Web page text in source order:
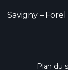
Savigny – Forel
Plan du